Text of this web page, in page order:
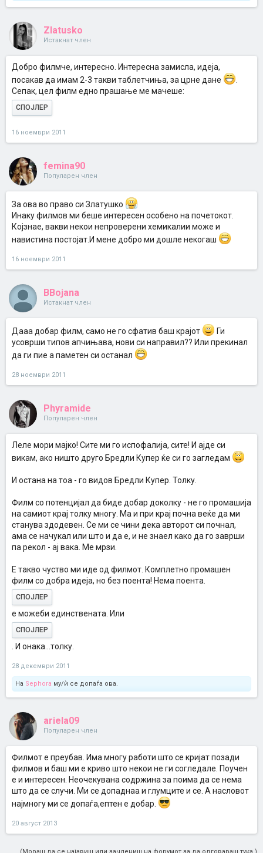
Zlatusko
Истакнат член
Добро филмче, интересно. Интересна замисла, идеја,
посакав да имам 2-3 такви таблетчиња, за црне дане
Сепак, цел филм едно прашање ме мачеше:
СПОЈЛЕР
16 ноември 2011
femina90
Популарен член
За ова во право си Златушко
Инаку филмов ми беше интересен особено на почетокот.
Којзнае, вакви некои непроверени хемикалии може и
навистина постојат.И мене добро ми дошле некогаш
16 ноември 2011
BBojana
Истакнат член
Дааа добар филм, само не го сфатив баш крајот
Ги
усоврши типов апчињава, нови си направил?? Или прекинал
да ги пие а паметен си останал
28 ноември 2011
Phyramide
Популарен член
Леле мори мајко! Сите ми го испофалија, сите! И ајде си
викам, ако ништо друго Бредли Купер ќе си го загледам
И остана на тоа - го видов Бредли Купер. Толку.
Филм со потенцијал да биде добар доколку - не го промашија
на самиот крај толку многу. Ма и при крај почна веќе да ми
станува здодевен. Се ми се чини дека авторот си почнал,
ама се начукал или што и да е, и не знаел како да го заврши
па рекол - ај вака. Ме мрзи.
Е такво чуство ми иде од филмот. Комплетно промашен
филм со добра идеја, но без поента! Нема поента.
СПОЈЛЕР
е можеби единствената. Или
СПОЈЛЕР
. И онака...толку.
28 декември 2011
На Sephora му/ѝ се допаѓа ова.
ariela09
Популарен член
Филмот е преубав. Има многу работи што се кријат позади
филмов и баш ми е криво што некои не ги согледале. Поучен
е и интересен. Неочекувана содржина за поима да се нема
што да се случи. Ми се допаднаа и глумците и се. А насловот
најмногу ми се допаѓа,ептен е добар.
20 август 2013